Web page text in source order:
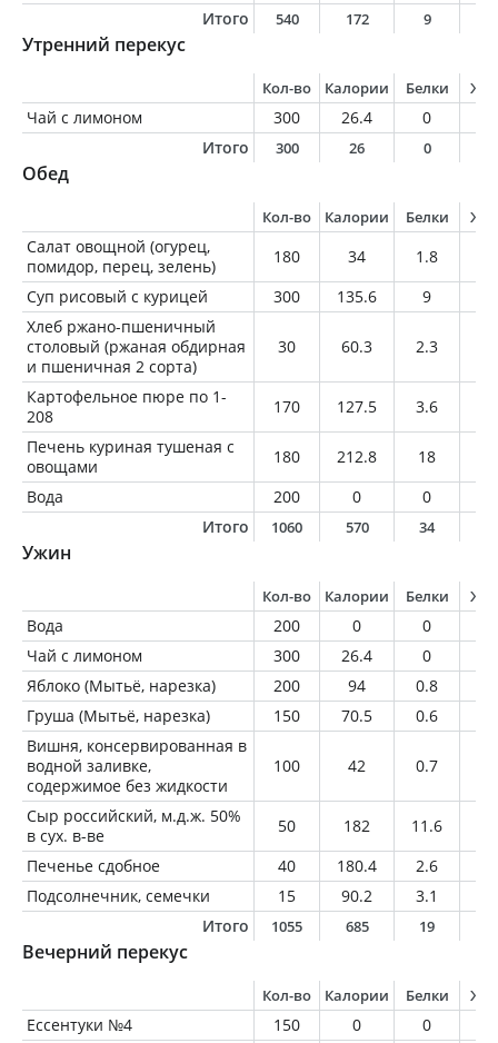
Итого
540 172 9
Утренний перекус
Кол-во Калории Белки
Чай с лимоном 300 26.4 0
Итого
300 26 0
Обед
Кол-во Калории Белки
Салат овощной (огурец,
помидор, перец, зелень)
180 34 1.8
Суп рисовый с курицей
300 135.6 9
Хлеб ржано-пшеничный
столовый (ржаная обдирная
и пшеничная 2 сорта)
30 60.3 2.3
Картофельное пюре по 1-
208
170 127.5 3.6
Печень куриная тушеная с
овощами
180 212.8 18
Вода
200 0 0
Итого
1060 570 34
Ужин
Кол-во Калории Белки
Вода 200 0 0
Чай с лимоном
300 26.4 0
Яблоко (Мытьё, нарезка)
200 94 0.8
Груша (Мытьё, нарезка)
150 70.5 0.6
Вишня, консервированная в
водной заливке,
содержимое без жидкости
100 42 0.7
Сыр российский, м.д.ж. 50%
в сух. в-ве
50 182 11.6
Печенье сдобное
40 180.4 2.6
Подсолнечник, семечки
15 90.2 3.1
Итого
1055 685 19
Вечерний перекус
Кол-во Калории Белки
Ессентуки №4 150 0 0